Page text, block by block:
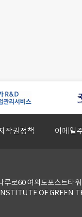
작권정책 이메일
루로60 여의도포스트타
OF GREEN